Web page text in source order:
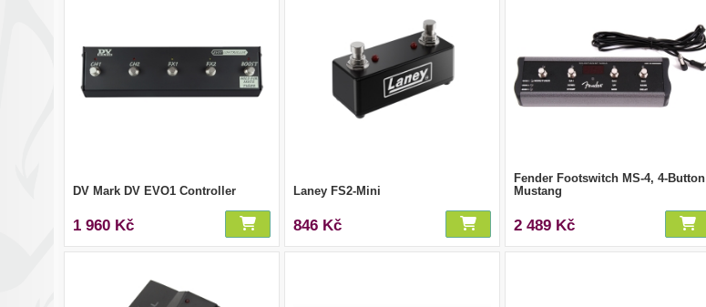
DV Mark DV EVO1 Controller
1 960 Kč
Laney FS2-Mini
846 Kč
Fender Footswitch MS-4, 4-Button
Mustang
2 489 Kč